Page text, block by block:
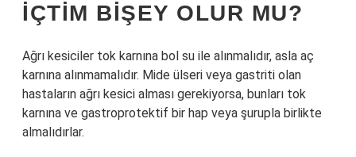
IÇTIM BIŞEY OLUR MU?
Ağrı kesiciler tok karnına bol su ile alınmalıdır, asla aç
karnına alınmamalıdır. Mide ülseri veya gastriti olan
hastaların ağrı kesici alması gerekiyorsa, bunları tok
karnına ve gastroprotektif bir hap veya şurupla birlikte
almalıdırlar.